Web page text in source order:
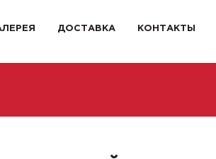
ДОСТАВКА КОНТАКТЫ